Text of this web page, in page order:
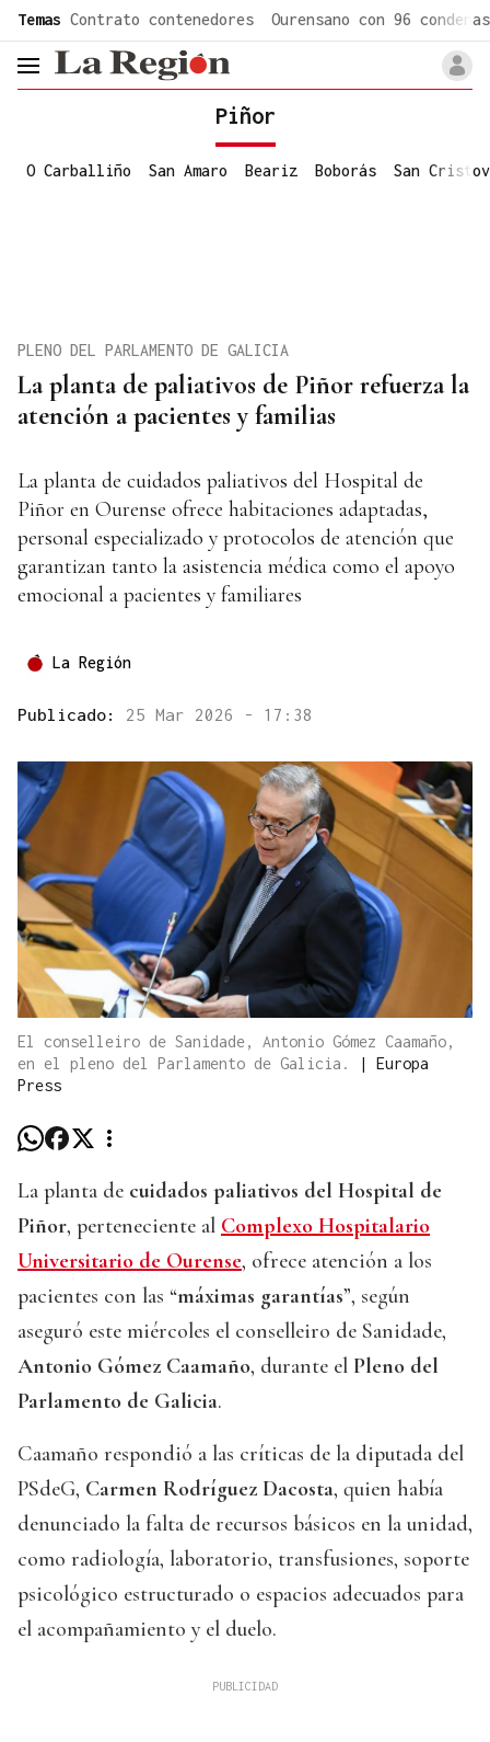
Temas Contrato contenedores Ourensano con 96 condenas
header.menu.open
Piñor
O Carballiño San Amaro Beariz Boborás San
La planta de paliativos de Piñor refuerza la
atención a pacientes y familias
PLENO DEL PARLAMENTO DE GALICIA
La planta de cuidados paliativos del Hospital de
Piñor en Ourense ofrece habitaciones adaptadas,
personal especializado y protocolos de atención que
garantizan tanto la asistencia médica como el apoyo
emocional a pacientes y familiares
La Región
Publicado: 25 Mar 2026 - 17:38
El conselleiro de Sanidade, Antonio Gómez Caamaño,
en el pleno del Parlamento de Galicia.
| Europa
Press
La planta de cuidados paliativos del Hospital de
Piñor, perteneciente al Complexo Hospitalario
Universitario de Ourense, ofrece atención a los
pacientes con las “máximas garantías”, según
aseguró este miércoles el conselleiro de Sanidade,
Antonio Gómez Caamaño, durante el Pleno del
Parlamento de Galicia.
Caamaño respondió a las críticas de la diputada del
PSdeG, Carmen Rodríguez Dacosta, quien había
denunciado la falta de recursos básicos en la unidad,
como radiología, laboratorio, transfusiones, soporte
psicológico estructurado o espacios adecuados para
el acompañamiento y el duelo.